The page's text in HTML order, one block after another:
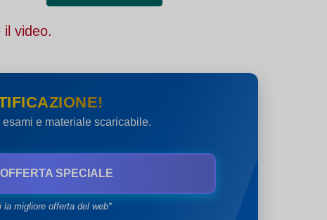
video.
e materiale scaricabile.
SPECIALE
la migliore offerta del web*